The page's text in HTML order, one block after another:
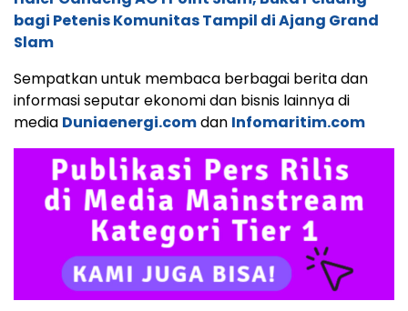
bagi Petenis Komunitas Tampil di Ajang Grand
Slam
Sempatkan untuk membaca berbagai berita dan
informasi seputar ekonomi dan bisnis lainnya di
media Duniaenergi.comdan Infomaritim.com